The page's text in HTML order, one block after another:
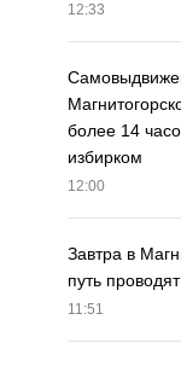
12:33
более 14
избирком
12:00
Завтра в
путь
11:51